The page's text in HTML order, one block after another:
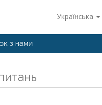
Українська
з нами